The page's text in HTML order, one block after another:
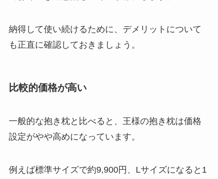
納得して使い続けるために、デメリットについて
も正直に確認しておきましょう。
比較的価格が高い
一般的な抱き枕と比べると、王様の抱き枕は価格
設定がやや高めになっています。
例えば標準サイズで約9,900円、Lサイズになると1